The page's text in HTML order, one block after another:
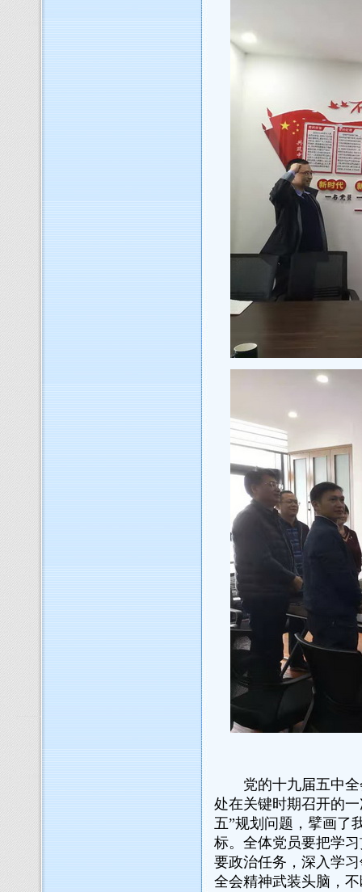
党的十九届五中全
处在关键时期召开的
五”规划问题，擘画了
标。全体党员要把学
要政治任务，深入学
全会精神武装头脑，